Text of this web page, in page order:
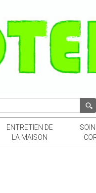
ENTRETIEN DE
LA MAISON